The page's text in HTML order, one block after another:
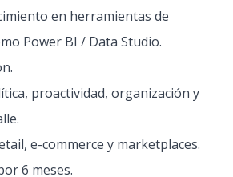
en herramientas de
Power BI / Data Studio.
proactividad, organización y
e-commerce y marketplaces.
6 meses.